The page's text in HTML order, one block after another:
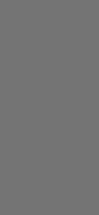
(FP&A)
|
Accounting and
|